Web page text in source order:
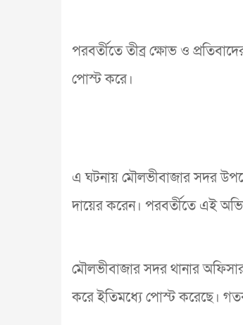
পরবর্তীতে তীব্র ক্ষোভ ও
পোস্ট করে।
এ ঘটনায় মৌলভীবাজার সদর
দায়ের করেন। পরবর্তীতে এই
মৌলভীবাজার সদর থানার
করে ইতিমধ্যে পোস্ট করেছে।